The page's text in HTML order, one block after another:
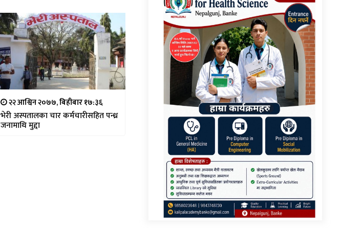
२२ आश्विन २०७७, बिहीबार १७:३६
भेरी अस्पतालका चार कर्मचारीसहित पन्ध्र
जनामाथि मुद्दा